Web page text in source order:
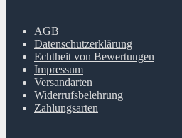
AGB
Datenschutzerklärung
Echtheit von Bewertungen
Impressum
Versandarten
Widerrufsbelehrung
Zahlungsarten